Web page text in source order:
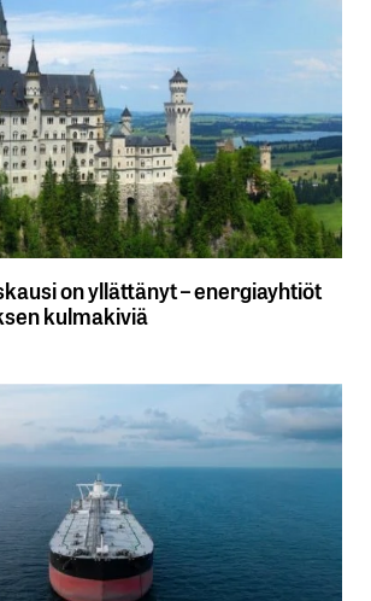
on yllättänyt – energiayhtiöt
kulmakiviä